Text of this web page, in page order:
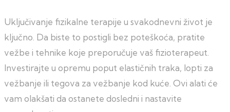
Uključivanje fizikalne terapije u svakodnevni život je
ključno. Da biste to postigli bez poteškoća, pratite
vežbe i tehnike koje preporučuje vaš fizioterapeut.
Investirajte u opremu poput elastičnih traka, lopti za
vežbanje ili tegova za vežbanje kod kuće. Ovi alati će
vam olakšati da ostanete dosledni i nastavite